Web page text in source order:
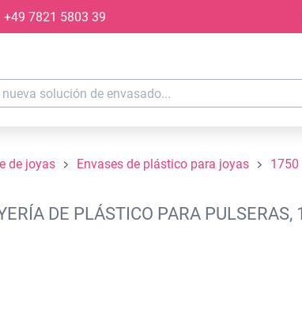
principal
+49 7821 5803 39
de joyas Envases de plástico para joyas 1750
DE PLÁSTICO PARA